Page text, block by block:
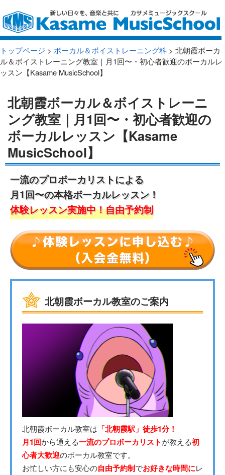
トップページ > ボーカル＆ボイストレーニング科 > 北朝霞ボーカ
ル＆ボイストレーニング教室｜月1回〜・初心者歓迎のボーカルレ
ッスン【Kasame MusicSchool】
北朝霞ボーカル＆ボイストレーニ
ング教室｜月1回〜・初心者歓迎の
ボーカルレッスン【Kasame
MusicSchool】
一流のプロボーカリストによる
月1回〜の本格ボーカルレッスン！
体験レッスン実施中！自由予約制
北朝霞ボーカル教室のご案内
北朝霞ボーカル教室は 「北朝霞駅」徒歩1分！
月1回から通える一流のプロボーカリストが教える初
心者大歓迎のボーカル教室です。
お忙しい方にも安心の自由予約制でお好きな時間にレ